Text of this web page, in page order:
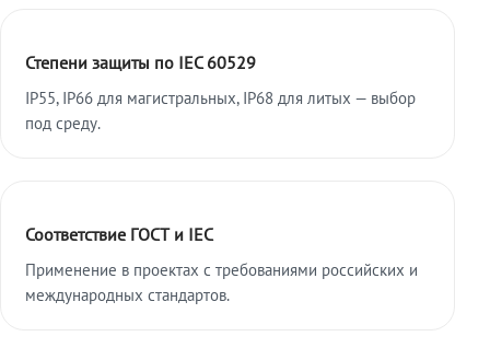
Степени защиты по IEC 60529
IP55, IP66 для магистральных, IP68 для литых — выбор
под среду.
Соответствие ГОСТ и IEC
Применение в проектах с требованиями российских и
международных стандартов.